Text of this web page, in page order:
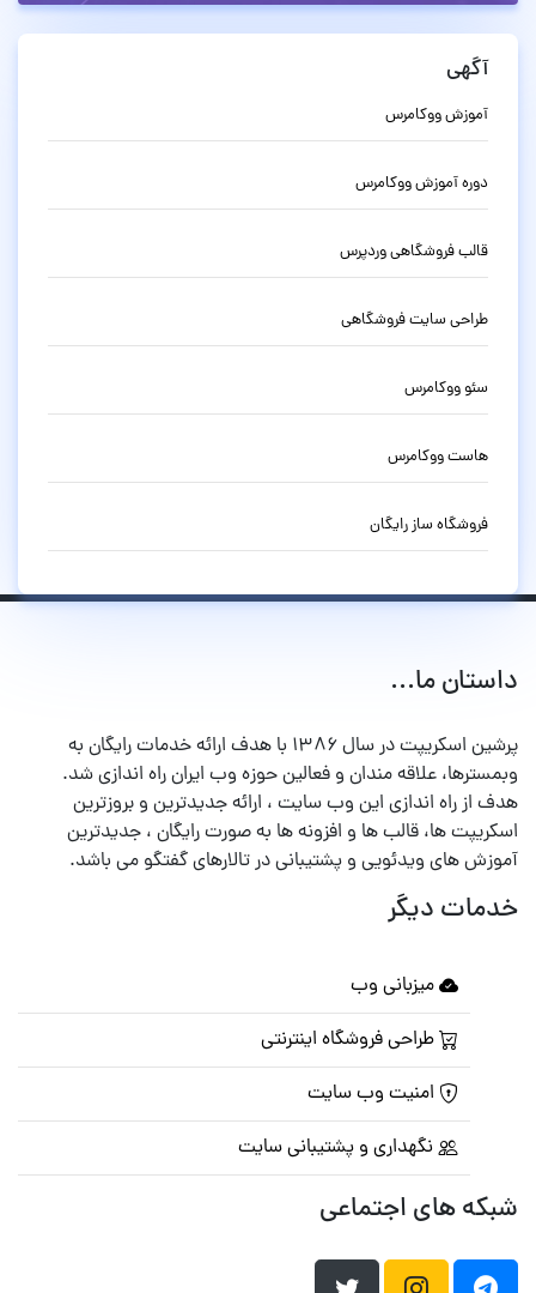
آگهی
آموزش ووکامرس
دوره آموزش ووکامرس
قالب فروشگاهی وردپرس
طراحی سایت فروشگاهی
سئو ووکامرس
هاست ووکامرس
فروشگاه ساز رایگان
داستان ما...
پرشین اسکریپت در سال ۱۳۸۶ با هدف ارائه خدمات رایگان به
وبمسترها، علاقه مندان و فعالین حوزه وب ایران راه اندازی شد.
هدف از راه اندازی این وب سایت ، ارائه جدیدترین و بروزترین
اسکریپت ها، قالب ها و افزونه ها به صورت رایگان ، جدیدترین
آموزش های ویدئویی و پشتیبانی در تالارهای گفتگو می باشد.
خدمات دیگر
میزبانی وب
طراحی فروشگاه اینترنتی
امنیت وب سایت
نگهداری و پشتیبانی سایت
شبکه های اجتماعی